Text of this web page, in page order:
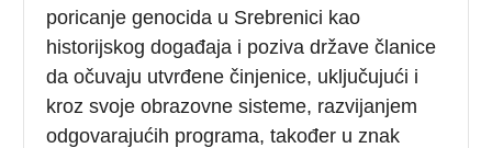
poricanje genocida u Srebrenici kao
historijskog događaja i poziva države članice
da očuvaju utvrđene činjenice, uključujući i
kroz svoje obrazovne sisteme, razvijanjem
odgovarajućih programa, također u znak